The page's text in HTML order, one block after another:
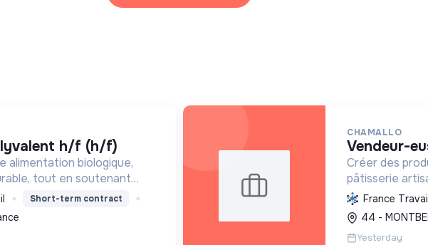
h/f (h/f)
alimentation biologique,
tout en soutenant
en réduisant les
pour une société
Short-term contract
CHAMALLO
vendeur-
Créer des
pâtisserie
valorisant le
courts et la
la
France
44 -
Yesterday